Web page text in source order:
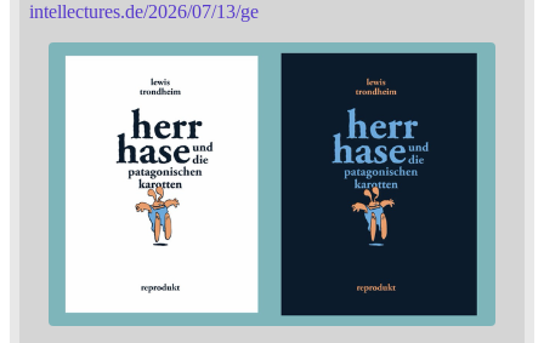
intellectures.de/2026/07/13/ge